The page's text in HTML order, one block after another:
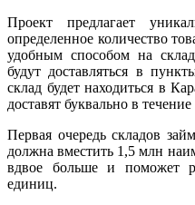
Проект предлагает
определенное количество
удобным способом на
будут доставляться в
склад будет находиться в
доставят буквально в течение
Первая очередь складов
должна вместить 1,5 млн
вдвое больше и поможет
единиц.